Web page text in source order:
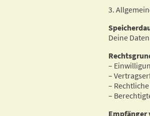
3.
Deine
–
–
–
–
Empfänger